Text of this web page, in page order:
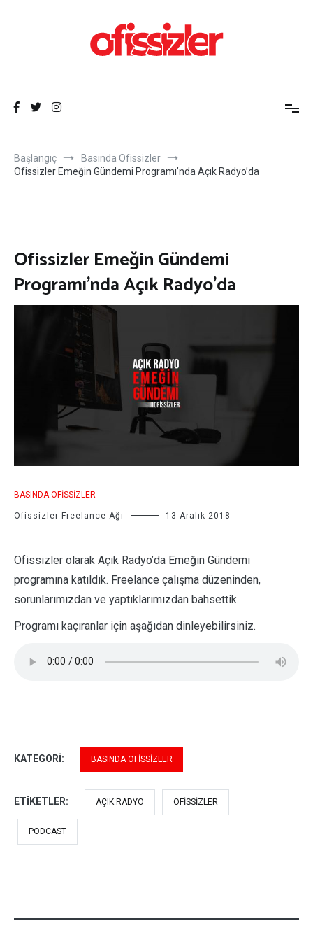
Başlangıç
Basında Ofissizler
Ofissizler Emeğin Gündemi Programı’nda Açık Radyo’da
Ofissizler Emeğin Gündemi
Programı’nda Açık Radyo’da
BASINDA OFISSIZLER
Ofissizler Freelance Ağı 13 Aralık 2018
Ofissizler olarak Açık Radyo’da Emeğin Gündemi
programına katıldık. Freelance çalışma düzeninden,
sorunlarımızdan ve yaptıklarımızdan bahsettik.
Programı kaçıranlar için aşağıdan dinleyebilirsiniz.
KATEGORI: BASINDA OFISSIZLER
ETIKETLER: AÇIK RADYO OFISSIZLER
PODCAST